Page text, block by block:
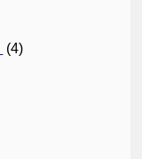
(4)